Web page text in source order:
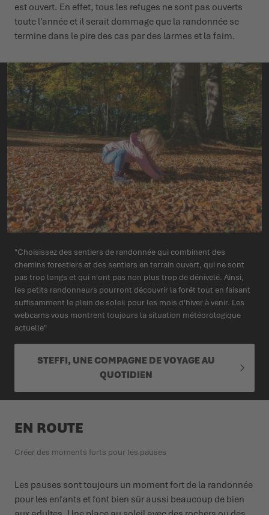
est ouvert. En effet, tous les refuges ne sont pas ouverts
toute l'année et il serait dommage que la randonnée se
termine dans le pire des cas par des larmes et la faim.
"Choisissez des sentiers de randonnée qui combinent des
chemins forestiers et des sentiers en terrain ouvert, qui ne sont
pas trop longs et qui n'ont pas non plus trop de dénivelé. Ainsi,
les petits randonneurs pourront découvrir la forêt tout en faisant
suffisamment le plein de soleil pour les mois d'hiver à venir. Les
webcams vous montrent toujours la situation météorologique
actuelle"
STEFFI, UNE COMPAGNE DE VOYAGE AU
QUOTIDIEN
EN ROUTE
Créer des moments forts pour les pauses
Les pauses sont toujours un moment fort de la randonnée
pour les enfants et font bien sûr aussi beaucoup de bien